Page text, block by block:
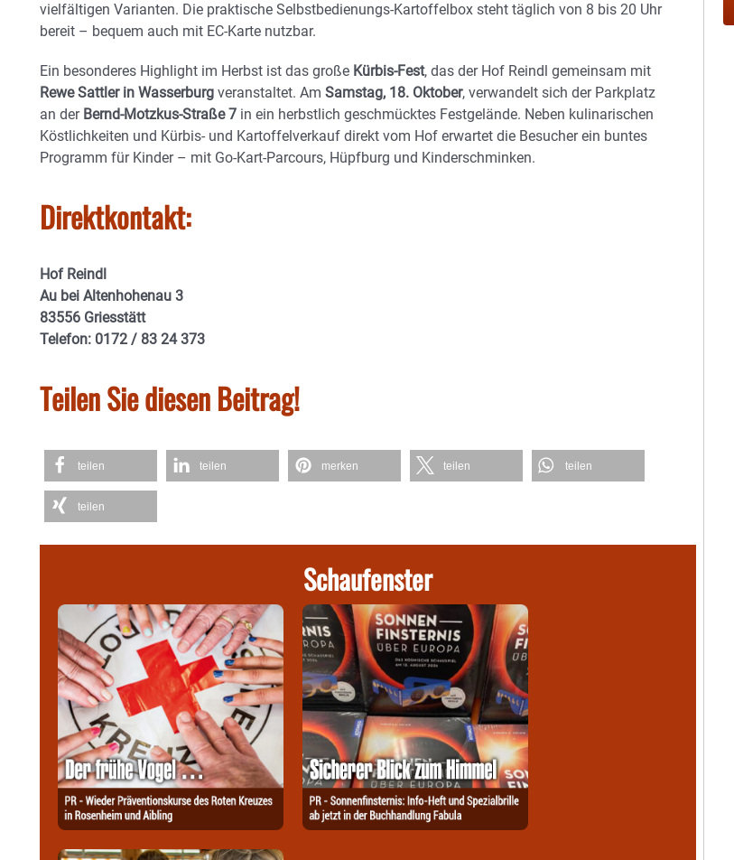
vielfältigen Varianten. Die praktische Selbstbedienungs-Kartoffelbox steht täglich von 8 bis 20 Uhr
bereit – bequem auch mit EC-Karte nutzbar.
Ein besonderes Highlight im Herbst ist das große Kürbis-Fest, das der Hof Reindl gemeinsam mit
Rewe Sattler in Wasserburg veranstaltet. Am Samstag, 18. Oktober, verwandelt sich der Parkplatz
an der Bernd-Motzkus-Straße 7 in ein herbstlich geschmücktes Festgelände. Neben kulinarischen
Köstlichkeiten und Kürbis- und Kartoffelverkauf direkt vom Hof erwartet die Besucher ein buntes
Programm für Kinder – mit Go-Kart-Parcours, Hüpfburg und Kinderschminken.
Direktkontakt:
Hof Reindl
Au bei Altenhohenau 3
83556 Griesstätt
Telefon: 0172 / 83 24 373
Teilen Sie diesen Beitrag!
teilen teilen merken teilen teilen
teilen
Schaufenster